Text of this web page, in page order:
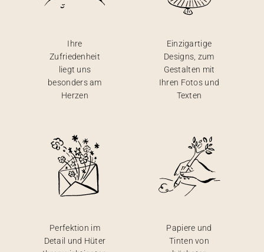
Ihre
Zufriedenheit
liegt uns
besonders am
Herzen
Einzigartige
Designs, zum
Gestalten mit
Ihren Fotos und
Texten
Perfektion im
Detail und Hüter
Papiere und
Tinten von